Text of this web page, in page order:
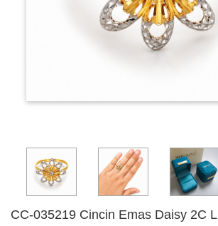
CC-035219 Cincin Emas Daisy 2C